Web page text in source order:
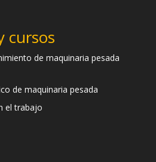
cursos
de maquinaria pesada
de maquinaria pesada
el trabajo